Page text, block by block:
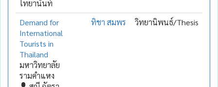
ไทยานันท์
Demand for
International
Tourists in
Thailand
มหาวิทยาลัย
รามคำแหง
ทิชา สมพร วิทยานิพนธ์/Thesis